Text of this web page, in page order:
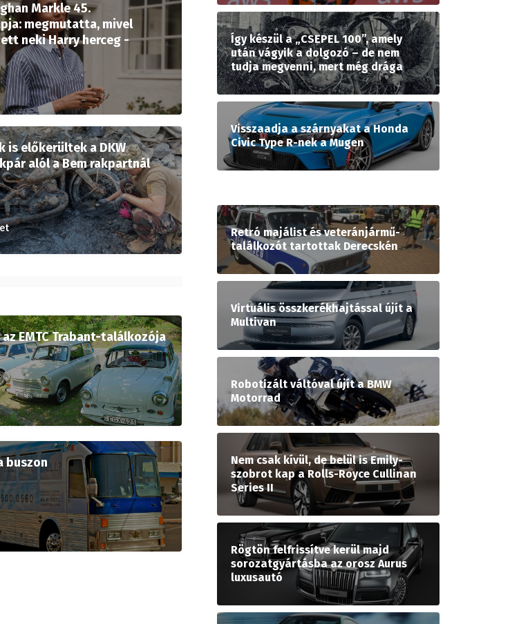
Markle 45.
megmutatta, mivel
neki Harry herceg -
is előkerültek a DKW
alól a Bem rakpartnál
EMTC Trabant-találkozója
buszon
Így készül a „CSEPEL 100”, amely
után vágyik a dolgozó – de nem
tudja megvenni, mert még drága
Visszaadja a szárnyakat a Honda
Civic Type R-nek a Mugen
Retró majálist és veteránjármű-
találkozót tartottak Derecskén
Virtuális összkerékhajtással újít a
Multivan
Robotizált váltóval újít a BMW
Motorrad
Nem csak kívül, de belül is Emily-
szobrot kap a Rolls-Royce Cullinan
Series II
Rögtön felfrissítve kerül majd
sorozatgyártásba az orosz Aurus
luxusautó